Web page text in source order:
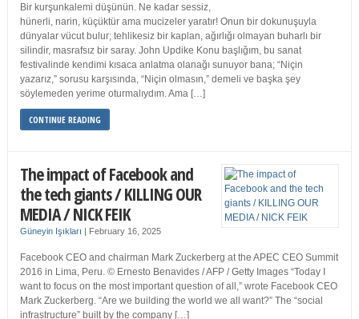
Bir kurşunkalemi düşünün. Ne kadar sessiz,
hünerli, narin, küçüktür ama mucizeler yaratır! Onun bir dokunuşuyla
dünyalar vücut bulur; tehlikesiz bir kaplan, ağırlığı olmayan buharlı bir
silindir, masrafsız bir saray. John Updike Konu başlığım, bu sanat
festivalinde kendimi kısaca anlatma olanağı sunuyor bana; “Niçin
yazarız,” sorusu karşısında, “Niçin olmasın,” demeli ve başka şey
söylemeden yerime oturmalıydım. Ama […]
CONTINUE READING
The impact of Facebook and
the tech giants / KILLING OUR
MEDIA / NICK FEIK
Güneyin Işıkları | February 16, 2025
Facebook CEO and chairman Mark Zuckerberg at the APEC CEO Summit
2016 in Lima, Peru. © Ernesto Benavides / AFP / Getty Images “Today I
want to focus on the most important question of all,” wrote Facebook CEO
Mark Zuckerberg. “Are we building the world we all want?” The “social
infrastructure” built by the company […]